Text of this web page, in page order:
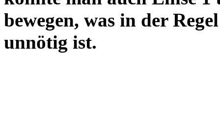
bewegen, was in der Regel
unnötig ist.